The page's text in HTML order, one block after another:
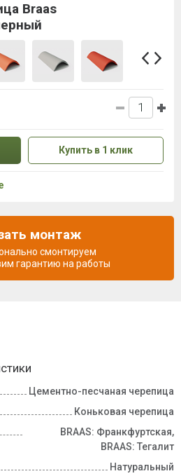
Цементно-песчаная черепица
Коньковая черепица
BRAAS: Франкфуртская,
BRAAS: Тегалит
Натуральный
Braas
Купить в 1 клик
монтаж
смонтируем
гарантию на работы